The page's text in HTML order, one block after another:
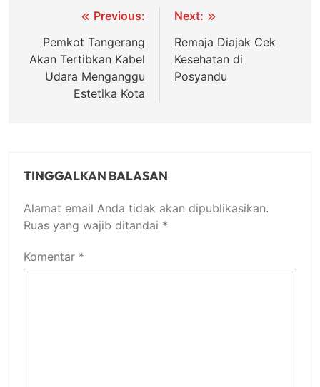
Navigasi
pos
Previous:
Pemkot Tangerang
Akan Tertibkan Kabel
Udara Menganggu
Estetika Kota
Next:
Remaja Diajak Cek
Kesehatan di
Posyandu
TINGGALKAN BALASAN
Alamat email Anda tidak akan dipublikasikan.
Ruas yang wajib ditandai *
Komentar *